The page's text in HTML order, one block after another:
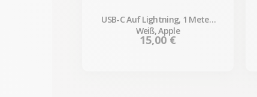
USB-C Auf Lightning, 1 Meter,
Weiß, Apple
Preis
15,00 €